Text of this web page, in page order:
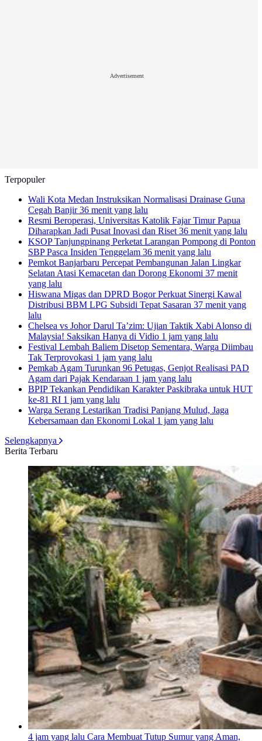
Advertisement
Terpopuler
Wali Kota Medan Instruksikan Normalisasi Drainase Guna
Cegah Banjir36 menit yang lalu
Resmi Beroperasi, Universitas Katolik Fajar Timur Papua
Diharapkan Jadi Pusat Inovasi dan Riset 36 menit yang lalu
KSOP Tanjungpinang Perketat Larangan Pompong di Ponton
SBP Pasca Insiden Tenggelam 36 menit yang lalu
Pemkot Banjarbaru Percepat Pembangunan Jalan Lingkar
Selatan Atasi Kemacetan dan Dorong Ekonomi 37 menit
yang lalu
Hiswana Migas dan DPRD Bogor Perkuat Sinergi Kawal
Distribusi BBM LPG Subsidi Tepat Sasaran 37 menit yang
lalu
Chelsea vs Johor Darul Ta’zim: Ujian Taktik Xabi Alonso di
Malaysia! Saksikan Hanya di Vidio 1 jam yang lalu
Festival Lembah Baliem Disetop Sementara, Warga Diimbau
Tak Terprovokasi 1 jam yang lalu
Pemkab Agam Turunkan 96 Petugas, Genjot Realisasi PAD
Agam dari Pajak Kendaraan 1 jam yang lalu
BPIP Tekankan Pendidikan Karakter Paskibraka untuk HUT
ke-81 RI 1 jam yang lalu
Warga Serang Lestarikan Tradisi Panjang Mulud, Jaga
Kebersamaan dan Ekonomi Lokal 1 jam yang lalu
Selengkapnya
Berita Terbaru
4 jam yang lalu Cara Membuat Tutup Sumur yang Aman,